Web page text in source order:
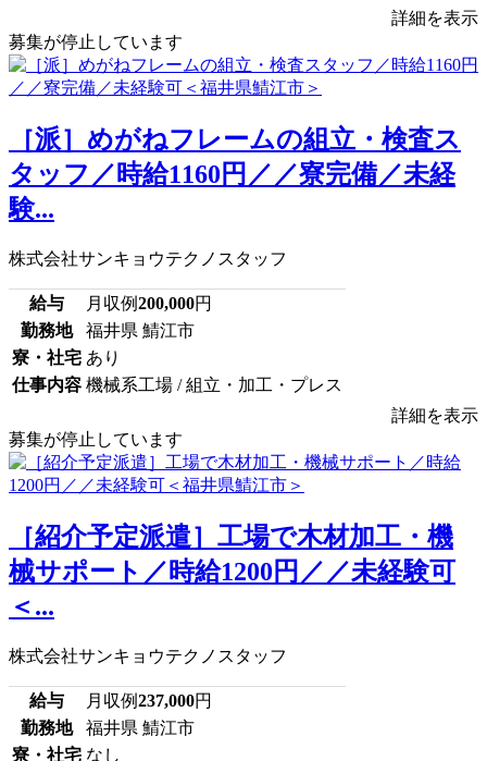
詳細を表示
募集が停止しています
［派］めがねフレームの組立・検査ス
タッフ／時給1160円／／寮完備／未経
験...
株式会社サンキョウテクノスタッフ
給与 月収例200,000円
勤務地
福井県 鯖江市
寮・社宅 あり
仕事内容 機械系工場 / 組立・加工・プレス
詳細を表示
募集が停止しています
［紹介予定派遣］工場で木材加工・機
械サポート／時給1200円／／未経験可
＜...
株式会社サンキョウテクノスタッフ
給与 月収例237,000円
勤務地
福井県 鯖江市
寮・社宅 なし